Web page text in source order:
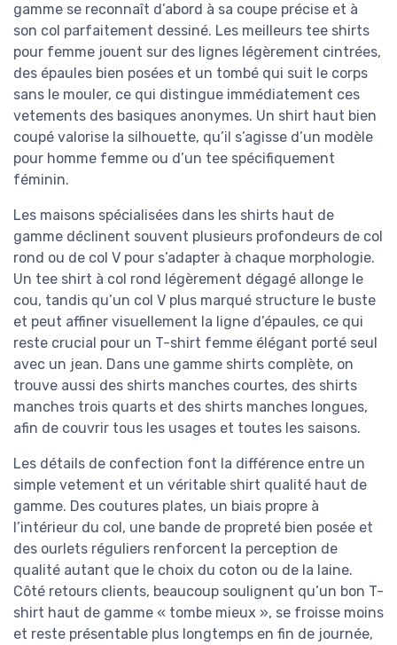
gamme se reconnaît d’abord à sa coupe précise et à
son col parfaitement dessiné. Les meilleurs tee shirts
pour femme jouent sur des lignes légèrement cintrées,
des épaules bien posées et un tombé qui suit le corps
sans le mouler, ce qui distingue immédiatement ces
vetements des basiques anonymes. Un shirt haut bien
coupé valorise la silhouette, qu’il s’agisse d’un modèle
pour homme femme ou d’un tee spécifiquement
féminin.
Les maisons spécialisées dans les shirts haut de
gamme déclinent souvent plusieurs profondeurs de col
rond ou de col V pour s’adapter à chaque morphologie.
Un tee shirt à col rond légèrement dégagé allonge le
cou, tandis qu’un col V plus marqué structure le buste
et peut affiner visuellement la ligne d’épaules, ce qui
reste crucial pour un T-shirt femme élégant porté seul
avec un jean. Dans une gamme shirts complète, on
trouve aussi des shirts manches courtes, des shirts
manches trois quarts et des shirts manches longues,
afin de couvrir tous les usages et toutes les saisons.
Les détails de confection font la différence entre un
simple vetement et un véritable shirt qualité haut de
gamme. Des coutures plates, un biais propre à
l’intérieur du col, une bande de propreté bien posée et
des ourlets réguliers renforcent la perception de
qualité autant que le choix du coton ou de la laine.
Côté retours clients, beaucoup soulignent qu’un bon T-
shirt haut de gamme « tombe mieux », se froisse moins
et reste présentable plus longtemps en fin de journée,